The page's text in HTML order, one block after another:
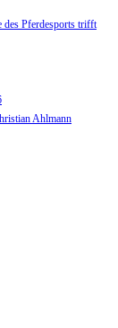
des Pferdesports trifft
Ahlmann